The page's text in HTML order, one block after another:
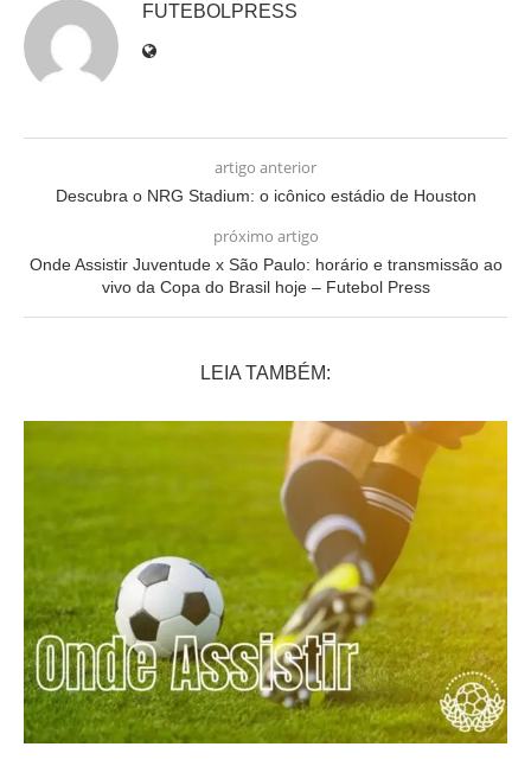
FUTEBOLPRESS
artigo anterior
Descubra o NRG Stadium: o icônico estádio de Houston
próximo artigo
Onde Assistir Juventude x São Paulo: horário e transmissão ao
vivo da Copa do Brasil hoje – Futebol Press
LEIA TAMBÉM: